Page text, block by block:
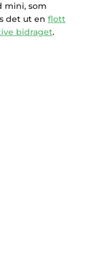
mini, som
det ut en flott
bidraget.